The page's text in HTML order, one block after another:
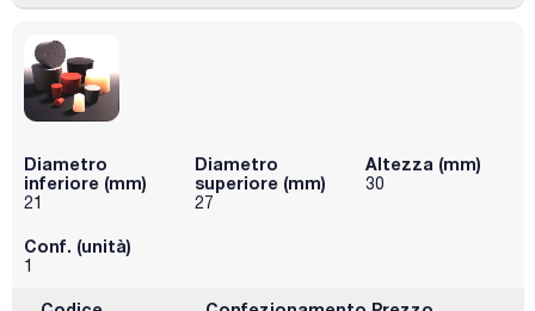
Diametro
inferiore (mm)
21
Diametro
superiore (mm)
27
Altezza (mm)
30
Conf. (unità)
1